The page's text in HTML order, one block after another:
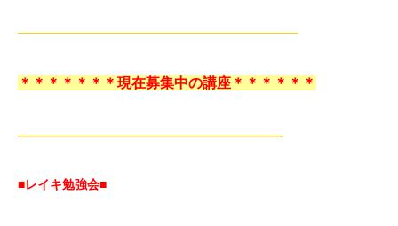
——————————————————————–
＊＊＊＊＊＊＊現在募集中の講座＊＊＊＊＊＊
—————————————————————-
■レイキ勉強会■